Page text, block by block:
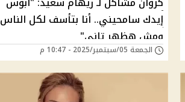
إيدك سامحيني.. أنا بتأسف لكل الناس
ومش هظهر تاني"
الجمعة 05/سبتمبر/2025 - 10:47 م